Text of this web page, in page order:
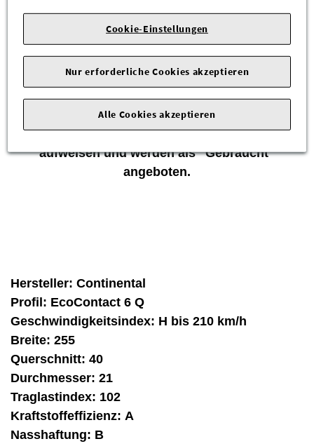
255/40 R21 102 H
Zum Verkauf stehen neuwertige Markenreifen
von Continental!
Die Reifen waren auf Neufahrzeugen montiert
und sind fachmännisch demontiert worden.
Reifen können daher leichte Gebrauchsspuren
aufweisen und werden als "Gebraucht"
angeboten.
Hersteller: Continental
Profil: EcoContact 6 Q
Geschwindigkeitsindex: H bis 210 km/h
Breite: 255
Querschnitt: 40
Durchmesser: 21
Traglastindex: 102
Kraftstoffeffizienz: A
Nasshaftung: B
Cookie-Einstellungen
Nur erforderliche Cookies akzeptieren
Alle Cookies akzeptieren